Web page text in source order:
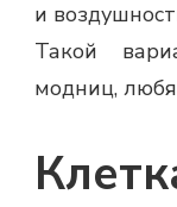
и
Такой
модниц,